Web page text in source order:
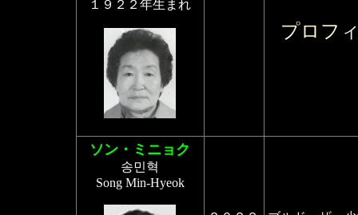
１９２２年生まれ
プロフ
ソン・ミニョク
송민혁
Song Min-Hyeok